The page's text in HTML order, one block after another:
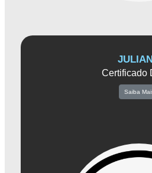
Certificado
Saiba
simplificar e agilizar os processos
auxiliando as empresas a obterem os